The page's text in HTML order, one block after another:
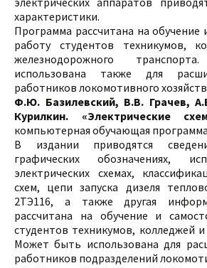
характеристики.
Программа рассчитана на обучение
работу студентов техникумов,
железнодорожного
использована также для
работников локомотивного
Ф.Ю. Базилевский, В.В. Грачев,
Курилкин. «Электрические
компьютерная обучающая
В издании приводятся
графических обозначениях,
электрических схемах,
схем, цепи запуска дизеля
2ТЭ116, а также другая
рассчитана на обучение и
студентов техникумов, колледжей
Может быть использована для
работников подразделений